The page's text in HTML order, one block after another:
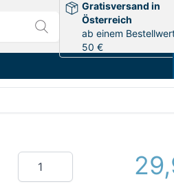
Gratisversand in
Österreich
ab einem
50 €
Menge